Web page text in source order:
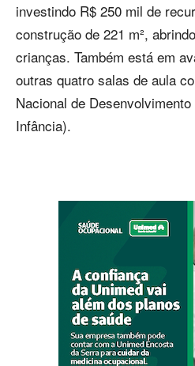
investindo R$ 250 mil de
construção de 221 m²,
crianças. Também está em
outras quatro salas de aula
Nacional de
Infância).